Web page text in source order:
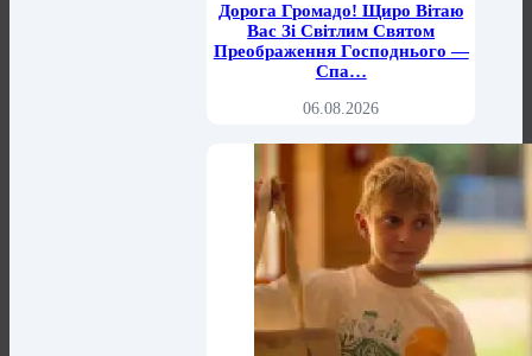
Дорога Громадо! Щиро Вітаю
Вас Зі Світлим Святом
Преображення Господнього —
Спа…
06.08.2026